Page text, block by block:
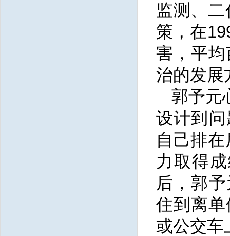
监测、
策，在
害，平
治的发展
郭予元
设计到
自己排
力取得
后，郭
住到离
或公交车